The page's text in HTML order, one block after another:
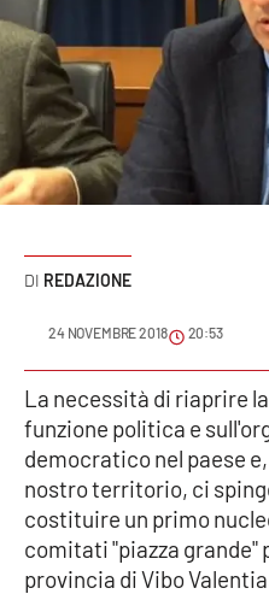
Economia e lavoro
Italia Mondo
Sanità
Cultura
Podcast
Meteo
Editoriali
VIDEO
REDAZIONE
24 NOVEMBRE 2018 20:53
La necessità di riaprire
funzione politica e
democratico nel paese
nostro territorio, ci
costituire un primo
comitati "piazza grande"
provincia di Vibo